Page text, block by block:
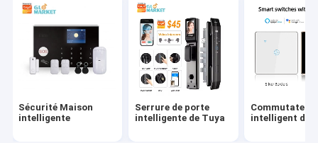
Moteur intelligent de rideau
Passage de Tuya Zigbee
Appareils ménagers intelligents
Conducteur futé d'animal familier
Sécurité Maison
intelligente
Serrure de porte
intelligente de Tuya
Commutateur
intelligent de